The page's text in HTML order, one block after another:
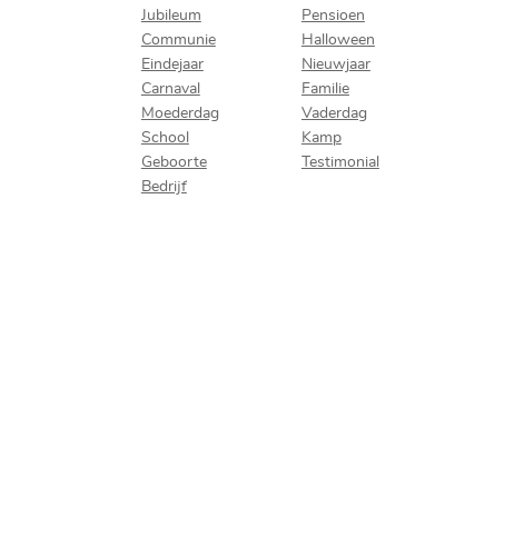
Jubileum
Pensioen
Communie
Halloween
Eindejaar
Nieuwjaar
Carnaval
Familie
Moederdag
Vaderdag
School
Kamp
Geboorte
Testimonial
Bedrijf